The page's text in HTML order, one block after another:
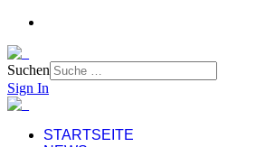
Suchen
Sign In
STARTSEITE